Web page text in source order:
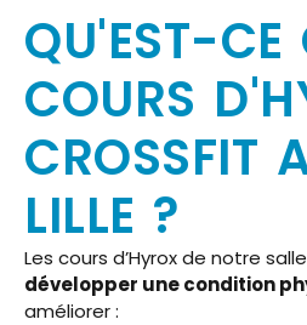
QU'EST-CE
COURS
CROSSFIT
LILLE ?
Les cours d’Hyrox de notre
développer une condition
améliorer :